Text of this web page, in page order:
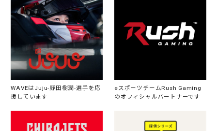
WAVEはJuju-野田樹潤-選手を応
援しています
eスポーツチームRush Gaming
のオフィシャルパートナーです